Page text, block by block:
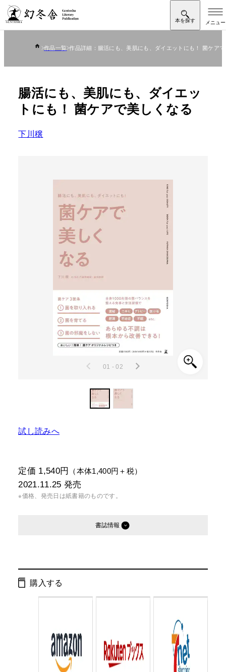
作品一覧 作品詳細：腸活にも、美肌にも、ダイエットにも！ 菌ケア
腸活にも、美肌にも、ダイエッ
トにも！ 菌ケアで美しくなる
下川穣
01 - 02
試し読みへ
定価 1,540円 （本体1,400円＋税）
2021.11.25 発売
※価格、発売日は紙書籍のものです。
書誌情報
ISBN：
購入する